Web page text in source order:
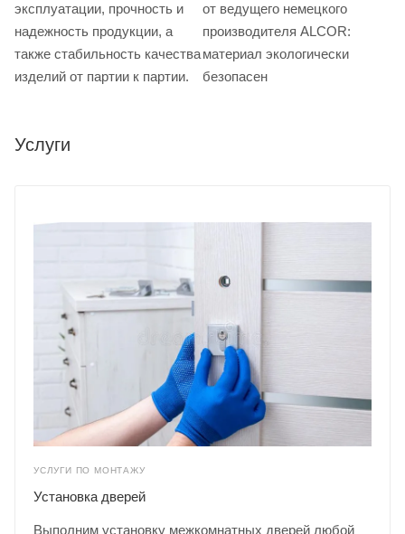
эксплуатации, прочность и
надежность продукции, а
также стабильность качества
изделий от партии к партии.
от ведущего немецкого
производителя ALCOR:
материал экологически
безопасен
Услуги
УСЛУГИ ПО МОНТАЖУ
Установка дверей
Выполним установку межкомнатных дверей любой